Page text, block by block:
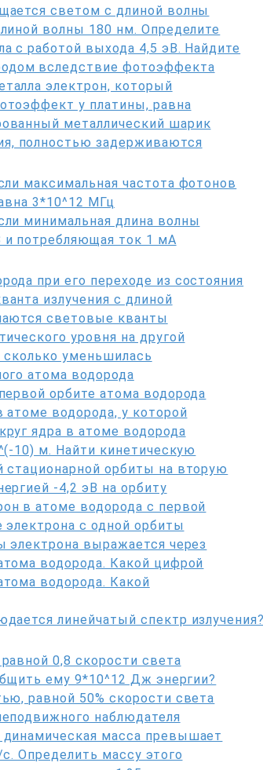
светом с длиной волны
волны 180 нм. Определите
с работой выхода 4,5 эВ. Найдите
вследствие фотоэффекта
электрон, который
у платины, равна
металлический шарик
полностью задерживаются
максимальная частота фотонов
3*10^12 МГц
минимальная длина волны
и потребляющая ток 1 мА
при его переходе из состояния
излучения с длиной
световые кванты
уровня на другой
сколько уменьшилась
атома водорода
орбите атома водорода
атоме водорода, у которой
ядра в атоме водорода
10) м. Найти кинетическую
стационарной орбиты на вторую
-4,2 эВ на орбиту
в атоме водорода с первой
электрона с одной орбиты
электрона выражается через
водорода. Какой цифрой
водорода. Какой
линейчатый спектр излучения?
0,8 скорости света
ему 9*10^12 Дж энергии?
равной 50% скорости света
наблюдателя
масса превышает
Определить массу этого